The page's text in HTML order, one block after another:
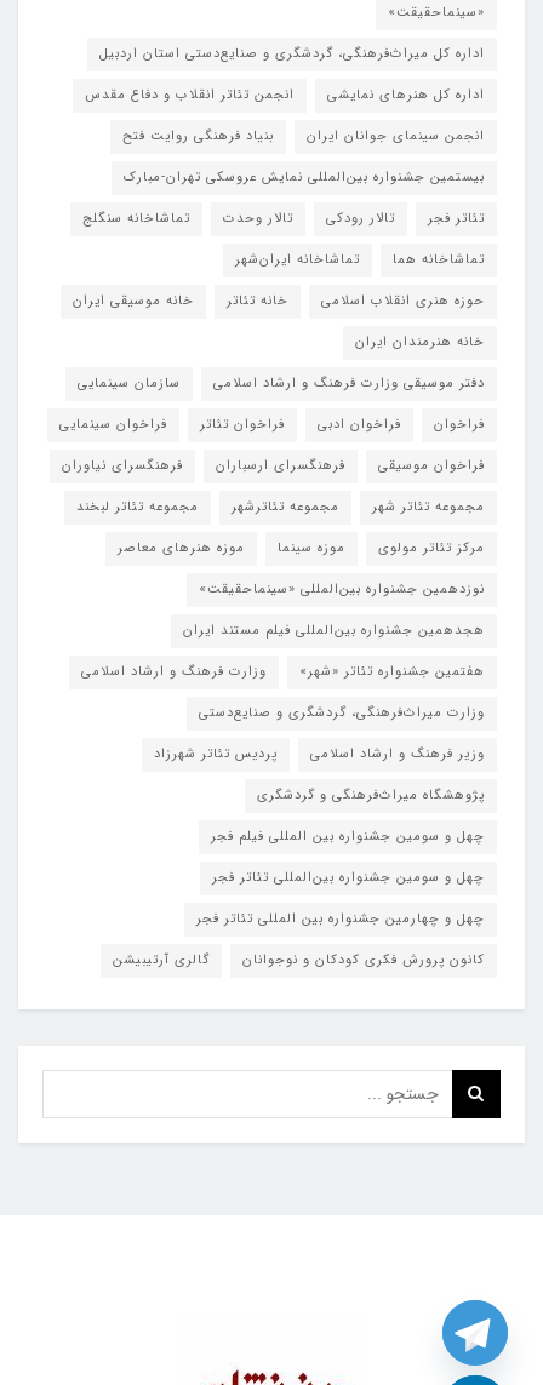
«سینماحقیقت»
اداره کل میراث‌فرهنگی، گردشگری و صنایع‌دستی استان اردبیل
اداره کل هنرهای نمایشی
انجمن تئاتر انقلاب و دفاع مقدس
انجمن سینمای جوانان ایران
بنیاد فرهنگی روایت فتح
بیستمین جشنواره بین‌المللی نمایش عروسکی تهران-مبارک
تئاتر فجر
تالار رودکی تالار وحدت
تماشاخانه سنگلج
تماشاخانه هما
تماشاخانه‌ ایران‌شهر
حوزه هنری انقلاب اسلامی
خانه تئاتر
خانه موسیقی ایران
خانه هنرمندان ایران
دفتر موسیقی وزارت فرهنگ و ارشاد اسلامی
سازمان سینمایی
فراخوان
فراخوان ادبی فراخوان تئاتر
فراخوان سینمایی
فراخوان موسیقی
فرهنگسرای ارسباران
فرهنگسرای نیاوران
مجموعه تئاتر شهر
مجموعه تئاترشهر
مجموعه تئاتر لبخند
مرکز تئاتر مولوی
موزه سینما
موزه هنرهای معاصر
نوزدهمین جشنواره بین‌المللی «سینماحقیقت»
هجدهمین جشنواره بین‌المللی فیلم مستند ایران
هفتمین جشنواره تئاتر «شهر»
وزارت فرهنگ و ارشاد اسلامی
وزارت میراث‌فرهنگی، گردشگری و صنایع‌دستی
وزیر فرهنگ و ارشاد اسلامی
پردیس تئاتر شهرزاد
پژوهشگاه میراث‌فرهنگی و گردشگری
چهل و سومین جشنواره بین المللی فیلم فجر
چهل و سومین جشنواره بین‌المللی تئاتر فجر
چهل و چهارمین جشنواره بین المللی تئاتر فجر
کانون پرورش فکری کودکان و نوجوانان
گالری آرتیبیشن